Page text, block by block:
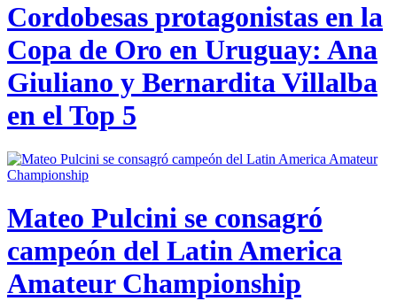
Cordobesas protagonistas en la
Copa de Oro en Uruguay: Ana
Giuliano y Bernardita Villalba
en el Top 5
Mateo Pulcini se consagró
campeón del Latin America
Amateur Championship